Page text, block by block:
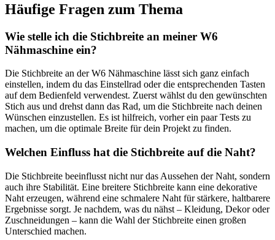
Häufige Fragen zum Thema
Wie stelle ich⁣ die Stichbreite an meiner W6
Nähmaschine ein?
Die Stichbreite an der W6 Nähmaschine lässt ⁢sich ganz⁤ einfach
‌einstellen, indem du das Einstellrad oder die entsprechenden Tasten
auf dem Bedienfeld verwendest.‌ Zuerst‍ wählst du den gewünschten
Stich aus und drehst ⁤dann das Rad, um ‌die ‍Stichbreite nach deinen
Wünschen einzustellen. Es ist hilfreich,⁤ vorher ein paar Tests zu
‍machen, um die optimale Breite für dein Projekt zu finden.
Welchen Einfluss ‍hat die Stichbreite auf die‍ Naht?
Die Stichbreite beeinflusst nicht nur ⁤das Aussehen der Naht, sondern⁢
auch ihre Stabilität. Eine breitere Stichbreite⁤ kann eine dekorative
Naht erzeugen, während eine schmalere Naht für stärkere, haltbarere
Ergebnisse sorgt. Je nachdem, was du nähst‌ – Kleidung, Dekor oder
Zuschneidungen – kann die Wahl der Stichbreite einen großen
Unterschied machen.